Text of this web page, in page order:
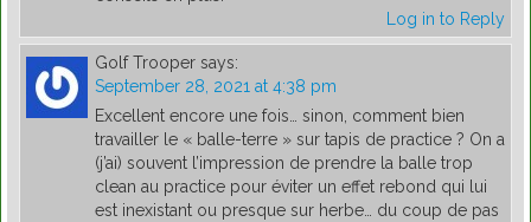
Log in to Reply
Golf Trooper says:
September 28, 2021 at 4:38 pm
Excellent encore une fois… sinon, comment bien
travailler le « balle-terre » sur tapis de practice ? On a
(j’ai) souvent l’impression de prendre la balle trop
clean au practice pour éviter un effet rebond qui lui
est inexistant ou presque sur herbe… du coup de pas